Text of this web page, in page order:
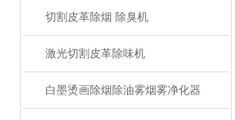
切割皮革除烟 除臭机
激光切割皮革除味机
白墨烫画除烟除油雾烟雾净化器